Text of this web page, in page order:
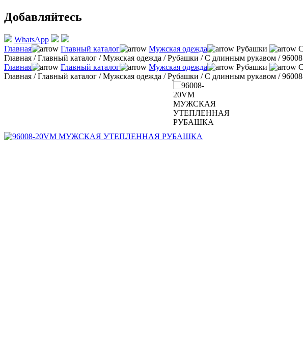
Добавляйтесь
WhatsApp
Главная
Главный каталог Мужская одежда Рубашки
Главная /Главный каталог /Мужская одежда /Рубашки /С длинным рукавом /
Главная
Главный каталог Мужская одежда Рубашки
Главная /Главный каталог /Мужская одежда /Рубашки /С длинным рукавом /